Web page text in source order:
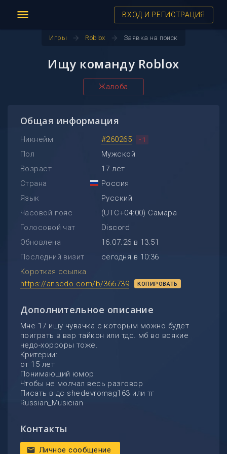
menu ВХОД И РЕГИСТРАЦИЯ
Игры arrow_forward Roblox arrow_forward Заявка на поиск
Ищу команду Roblox
Жалоба
Общая информация
Никнейм #260265 -1
Пол
Мужской
Возраст
17 лет
Страна
Россия
Язык
Русский
Часовой пояс
(UTC+04:00) Самара
Голосовой чат
Discord
Обновлена
16.07.26 в 13:51
Последний визит
сегодня в 10:36
Короткая ссылка
https://ansedo.com/b/366739
КОПИРОВАТЬ
Дополнительное описание
Мне 17 ищу чувачка с которым можно будет
поиграть в вар тайкон или тдс. мб во всякие
недо-хорроры тоже.
Критерии:
от 15 лет
Понимающий юмор
Чтобы не молчал весь разговор
Писать в дс shedevromag163 или тг
Russian_Musician
Контакты
mail Личное сообщение